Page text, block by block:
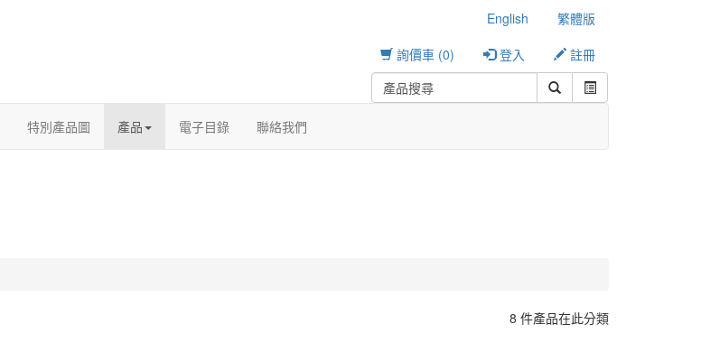
English
繁體版
詢價車 (0)
登入 註冊
特別產品圖 產品 電子目錄 聯絡我們
8 件產品在此分類